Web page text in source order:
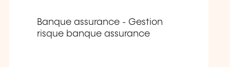
Banque assurance - Gestion
risque banque assurance